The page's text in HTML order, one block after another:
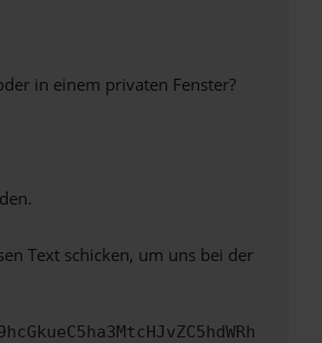
in einem privaten Fenster?
Text schicken, um uns bei der